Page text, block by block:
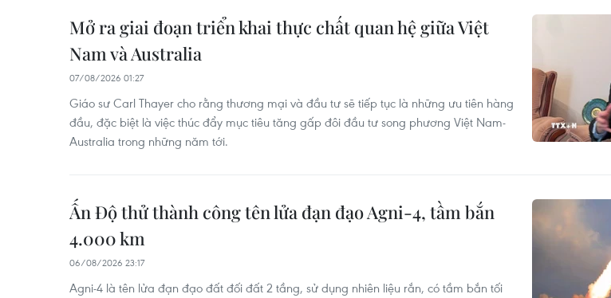
Mở ra giai đoạn triển khai thực chất quan hệ giữa Việt
Nam và Australia
07/08/2026 01:27
Giáo sư Carl Thayer cho rằng thương mại và đầu tư sẽ tiếp tục là những ưu tiên hàng
đầu, đặc biệt là việc thúc đẩy mục tiêu tăng gấp đôi đầu tư song phương Việt Nam-
Australia trong những năm tới.
Ấn Độ thử thành công tên lửa đạn đạo Agni-4, tầm bắn
4.000 km
06/08/2026 23:17
Agni-4 là tên lửa đạn đạo đất đối đất 2 tầng, sử dụng nhiên liệu rắn, có tầm bắn tối